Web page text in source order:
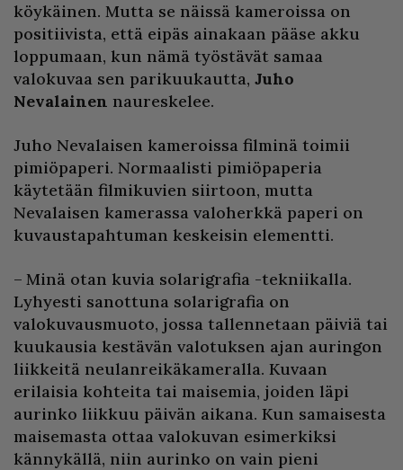
köykäinen. Mutta se näissä kameroissa on
positiivista, että eipäs ainakaan pääse akku
loppumaan, kun nämä työstävät samaa
valokuvaa sen parikuukautta, Juho
Nevalainen naureskelee.
Juho Nevalaisen kameroissa filminä toimii
pimiöpaperi. Normaalisti pimiöpaperia
käytetään filmikuvien siirtoon, mutta
Nevalaisen kamerassa valoherkkä paperi on
kuvaustapahtuman keskeisin elementti.
– Minä otan kuvia solarigrafia -tekniikalla.
Lyhyesti sanottuna solarigrafia on
valokuvausmuoto, jossa tallennetaan päiviä tai
kuukausia kestävän valotuksen ajan auringon
liikkeitä neulanreikäkameralla. Kuvaan
erilaisia kohteita tai maisemia, joiden läpi
aurinko liikkuu päivän aikana. Kun samaisesta
maisemasta ottaa valokuvan esimerkiksi
kännykällä, niin aurinko on vain pieni